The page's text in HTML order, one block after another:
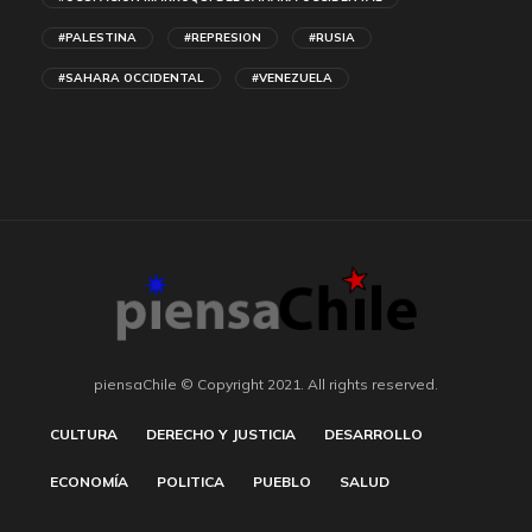
#PALESTINA #REPRESION #RUSIA
#SAHARA OCCIDENTAL #VENEZUELA
piensaChile © Copyright 2021. All rights reserved.
CULTURA DERECHO Y JUSTICIA DESARROLLO
ECONOMÍA POLITICA PUEBLO SALUD